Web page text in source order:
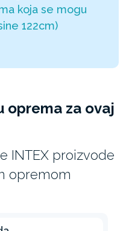
koja se mogu
122cm)
za ovaj
INTEX proizvode
opremom